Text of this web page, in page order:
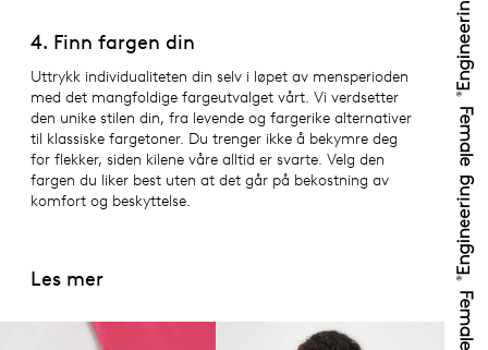
4. Finn fargen din
Uttrykk individualiteten din selv i løpet av mensperioden
med det mangfoldige fargeutvalget vårt. Vi verdsetter
den unike stilen din, fra levende og fargerike alternativer
til klassiske fargetoner. Du trenger ikke å bekymre deg
for flekker, siden kilene våre alltid er svarte. Velg den
fargen du liker best uten at det går på bekostning av
komfort og beskyttelse.
Les mer